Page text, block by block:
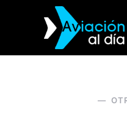
SEARCH FOR: